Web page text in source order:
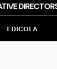
DIRECTORS
EDICOLA